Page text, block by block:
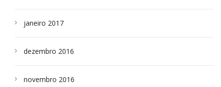
janeiro 2017
dezembro 2016
novembro 2016